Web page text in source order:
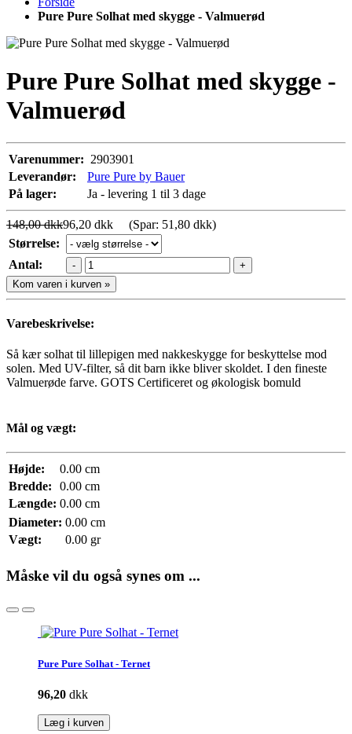
Pure Pure Solhat med skygge - Valmuerød
Pure Pure Solhat med skygge -
Valmuerød
Varenummer: 2903901
Leverandør:
Pure Pure by Bauer
På lager:
Ja - levering 1 til 3 dage
148,00 dkk96,20 dkk (Spar: 51,80 dkk)
Størrelse:
Antal:
-
+
Kom varen i kurven »
Varebeskrivelse:
Så kær solhat til lillepigen med nakkeskygge for beskyttelse mod
solen. Med UV-filter, så dit barn ikke bliver skoldet. I den fineste
Valmuerøde farve. GOTS Certificeret og økologisk bomuld
Mål og vægt:
Højde:
0.00 cm
Bredde:
0.00 cm
Længde: 0.00 cm
Diameter: 0.00 cm
Vægt:
0.00 gr
Måske vil du også synes om ...
Pure Pure Solhat - Ternet
96,20 dkk
Læg i kurven